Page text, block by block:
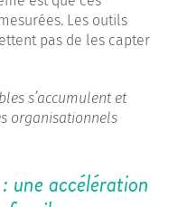
Les outils
pas de les capter
s’accumulent et
organisationnels
accélération